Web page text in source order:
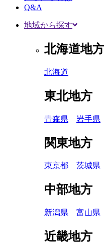
Q&A
地域から探す
北海道地方
北海道
東北地方
青森県 岩手県
関東地方
東京都 茨城県
中部地方
新潟県 富山県
近畿地方